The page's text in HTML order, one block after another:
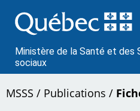
au
contenu
Ministère de la Santé et des
sociaux
MSSS / Publications /